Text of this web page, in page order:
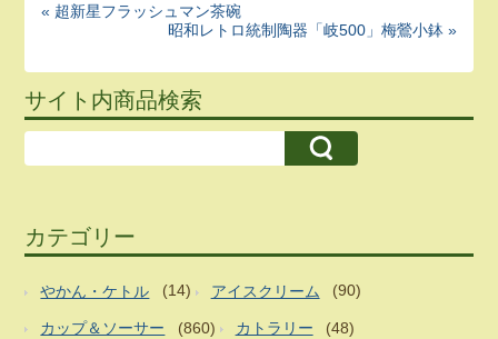
« 超新星フラッシュマン茶碗
昭和レトロ統制陶器「岐500」梅鶯小鉢 »
サイト内商品検索
カテゴリー
やかん・ケトル (14) アイスクリーム (90)
カップ＆ソーサー (860) カトラリー (48)